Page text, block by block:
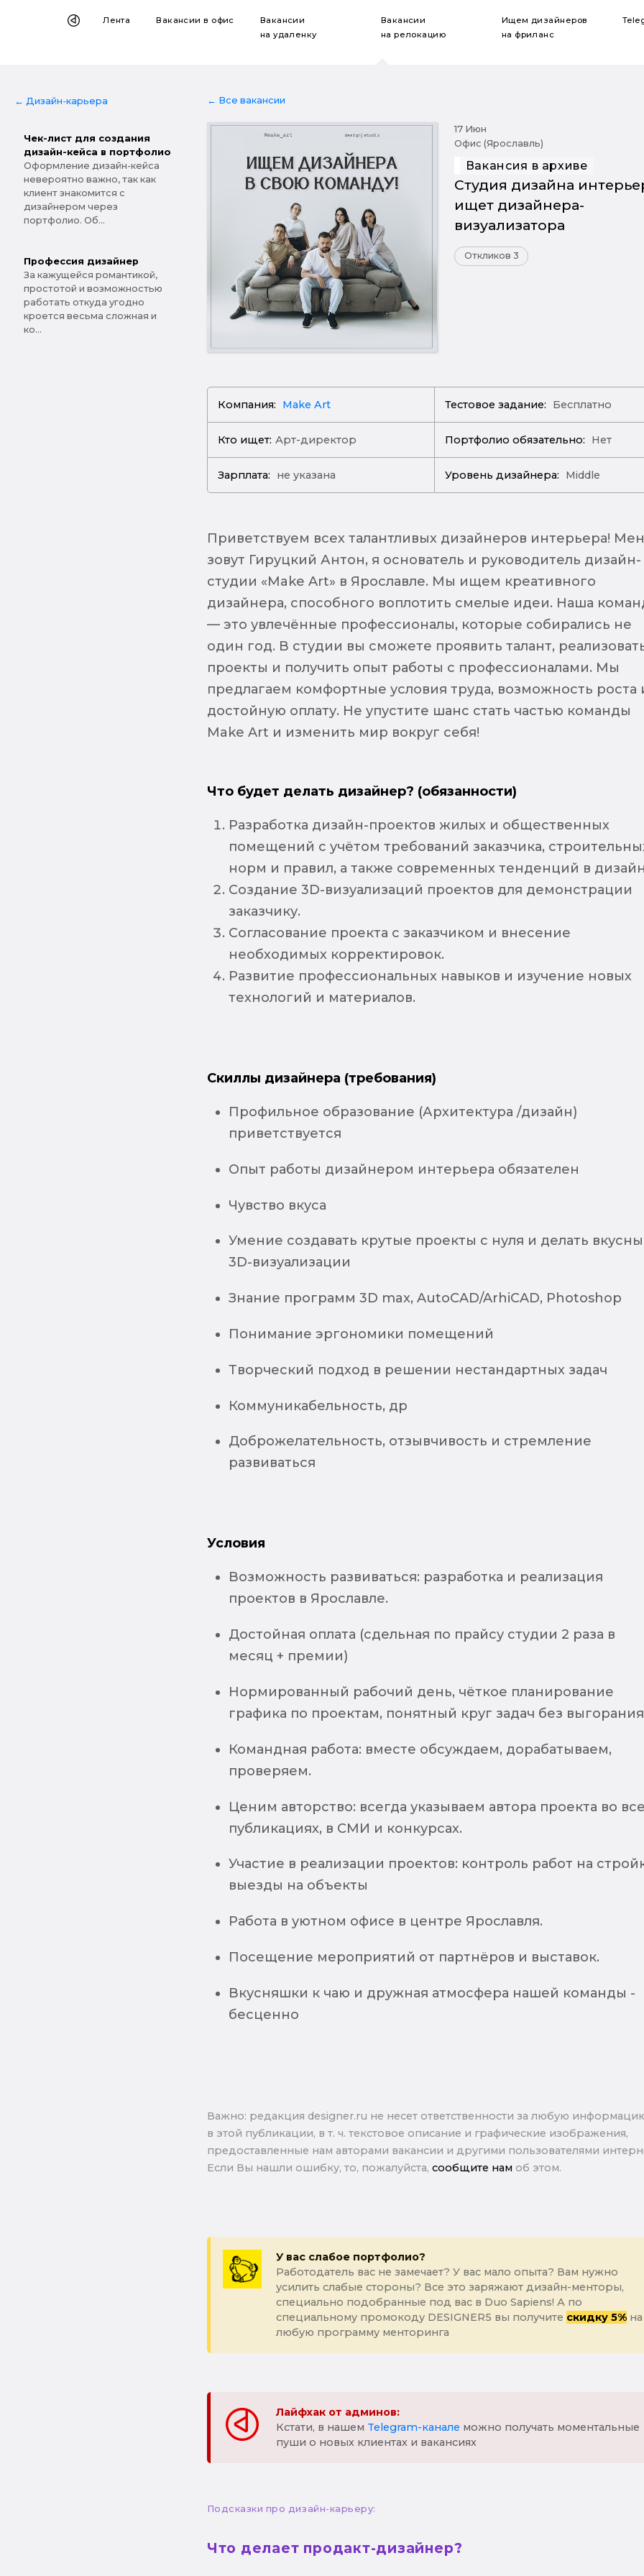
Лента Вакансиив офис
Вакансии
на удаленку
Вакансии
на релокацию
Ищем дизайнеров
на фриланс
← Дизайн-карьера
Чек-лист для создания
дизайн-кейса в портфолио
Оформление дизайн-кейса
невероятно важно, так как
клиент знакомится с
дизайнером через
портфолио. Об...
Профессия дизайнер
За кажущейся романтикой,
простотой и возможностью
работать откуда угодно
кроется весьма сложная и
ко...
← Все вакансии
17 Июн
Офис (Ярославль)
Вакансия в архиве
Студия дизайна
ищет дизайнера-
визуализатора
Откликов 3
Компания: Make Art Тестовое задание: Бесплатно
Кто ищет: Арт-директор Портфолио обязательно: Нет
Зарплата: не указана Уровень дизайнера: Middle
Приветствуем всех талантливых дизайнеров интерьера!
зовут Гируцкий Антон, я основатель и руководитель дизайн-
студии «Make Art» в Ярославле. Мы ищем креативного
дизайнера, способного воплотить смелые идеи. Наша
— это увлечённые профессионалы, которые собирались не
один год. В студии вы сможете проявить талант,
проекты и получить опыт работы с профессионалами. Мы
предлагаем комфортные условия труда, возможность роста
достойную оплату. Не упустите шанс стать частью команды
Make Art и изменить мир вокруг себя!
Что будет делать дизайнер? (обязанности)
Разработка дизайн-проектов жилых и общественных
помещений с учётом требований заказчика,
норм и правил, а также современных тенденций в
Создание 3D-визуализаций проектов для демонстрации
заказчику.
Согласование проекта с заказчиком и внесение
необходимых корректировок.
Развитие профессиональных навыков и изучение новых
технологий и материалов.
Скиллы дизайнера (требования)
Профильное образование (Архитектура /дизайн)
приветствуется
Опыт работы дизайнером интерьера обязателен
Чувство вкуса
Умение создавать крутые проекты с нуля и делать
3D-визуализации
Знание программ 3D max, AutoСAD/ArhiCAD, Photoshop
Понимание эргономики помещений
Творческий подход в решении нестандартных задач
Коммуникабельность, др
Доброжелательность, отзывчивость и стремление
развиваться
Условия
Возможность развиваться: разработка и реализация
проектов в Ярославле.
Достойная оплата (сдельная по прайсу студии 2 раза в
месяц + премии)
Нормированный рабочий день, чёткое планирование
графика по проектам, понятный круг задач без
Командная работа: вместе обсуждаем, дорабатываем,
проверяем.
Ценим авторство: всегда указываем автора проекта во
публикациях, в СМИ и конкурсах.
Участие в реализации проектов: контроль работ на
выезды на объекты
Работа в уютном офисе в центре Ярославля.
Посещение мероприятий от партнёров и выставок.
Вкусняшки к чаю и дружная атмосфера нашей команды -
бесценно
Важно: pедакция designer.ru не несет ответственности за любую
в этой публикации, в т. ч. текстовое описание и графические изображения,
предоставленные нам авторами вакансии и другими пользователями
Если Вы нашли ошибку, то, пожалуйста, сообщите нам об этом.
У вас слабое портфолио?
Работодатель вас не замечает? У вас мало опыта? Вам нужно
усилить слабые стороны? Все это заряжают дизайн-менторы,
специально подобранные под вас в Duo Sapiens! А по
специальному промокоду DESIGNER5 вы получите скидку 5%на
любую программу менторинга
Лайфхак от админов:
Кстати, в нашем Telegram-канале можно получать моментальные
пуши о новых клиентах и вакансиях
Подсказки про дизайн-карьеру:
Что делает продакт-дизайнер?